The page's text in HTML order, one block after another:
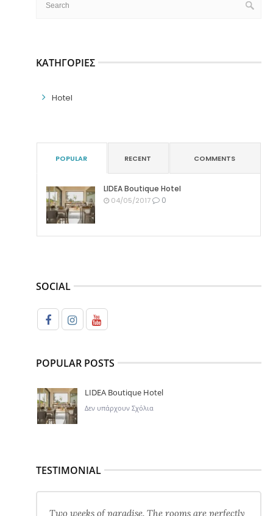
ΚΑΤΗΓΟΡΊΕΣ
Hotel
POPULAR RECENT COMMENTS
LIDEA Boutique Hotel
04/05/2017 0
SOCIAL
POPULAR POSTS
LIDEA Boutique Hotel
Δεν υπάρχουν Σχόλια
TESTIMONIAL
Two weeks of paradise. The rooms are perfectly